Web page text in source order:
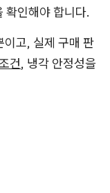
확인해야 합니다.
이고, 실제 구매 판
건, 냉각 안정성을